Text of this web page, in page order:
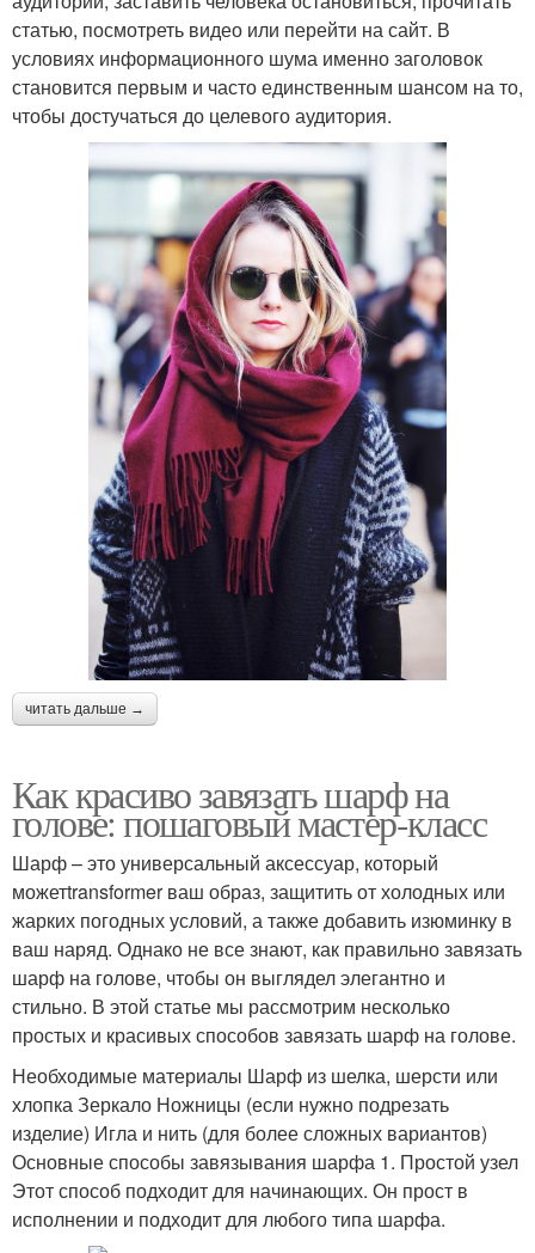
статью, посмотреть видео или перейти на сайт. В
условиях информационного шума именно заголовок
становится первым и часто единственным шансом на то,
чтобы достучаться до целевого аудитория.
читать дальше →
Как красиво завязать шарф на
голове: пошаговый мастер-класс
Шарф – это универсальный аксессуар, который
можетtransformer ваш образ, защитить от холодных или
жарких погодных условий, а также добавить изюминку в
ваш наряд. Однако не все знают, как правильно завязать
шарф на голове, чтобы он выглядел элегантно и
стильно. В этой статье мы рассмотрим несколько
простых и красивых способов завязать шарф на голове.
Необходимые материалы Шарф из шелка, шерсти или
хлопка Зеркало Ножницы (если нужно подрезать
изделие) Игла и нить (для более сложных вариантов)
Основные способы завязывания шарфа 1. Простой узел
Этот способ подходит для начинающих. Он прост в
исполнении и подходит для любого типа шарфа.